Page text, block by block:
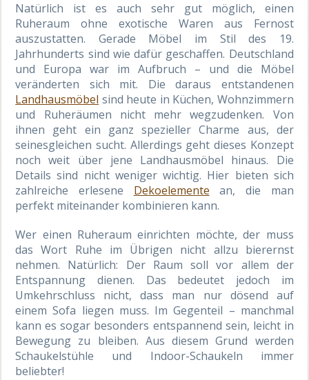
Natürlich ist es auch sehr gut möglich, einen
Ruheraum ohne exotische Waren aus Fernost
auszustatten. Gerade Möbel im Stil des 19.
Jahrhunderts sind wie dafür geschaffen. Deutschland
und Europa war im Aufbruch – und die Möbel
veränderten sich mit. Die daraus entstandenen
Landhausmöbel sind heute in Küchen, Wohnzimmern
und Ruheräumen nicht mehr wegzudenken. Von
ihnen geht ein ganz spezieller Charme aus, der
seinesgleichen sucht. Allerdings geht dieses Konzept
noch weit über jene Landhausmöbel hinaus. Die
Details sind nicht weniger wichtig. Hier bieten sich
zahlreiche erlesene Dekoelemente an, die man
perfekt miteinander kombinieren kann.
Wer einen Ruheraum einrichten möchte, der muss
das Wort Ruhe im Übrigen nicht allzu bierernst
nehmen. Natürlich: Der Raum soll vor allem der
Entspannung dienen. Das bedeutet jedoch im
Umkehrschluss nicht, dass man nur dösend auf
einem Sofa liegen muss. Im Gegenteil – manchmal
kann es sogar besonders entspannend sein, leicht in
Bewegung zu bleiben. Aus diesem Grund werden
Schaukelstühle und Indoor-Schaukeln immer
beliebter!